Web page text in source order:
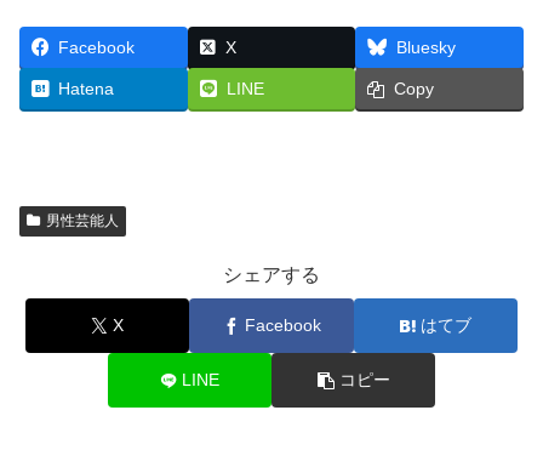
Facebook X Bluesky
Hatena LINE Copy
男性芸能人
シェアする
X Facebook はてブ
LINE コピー